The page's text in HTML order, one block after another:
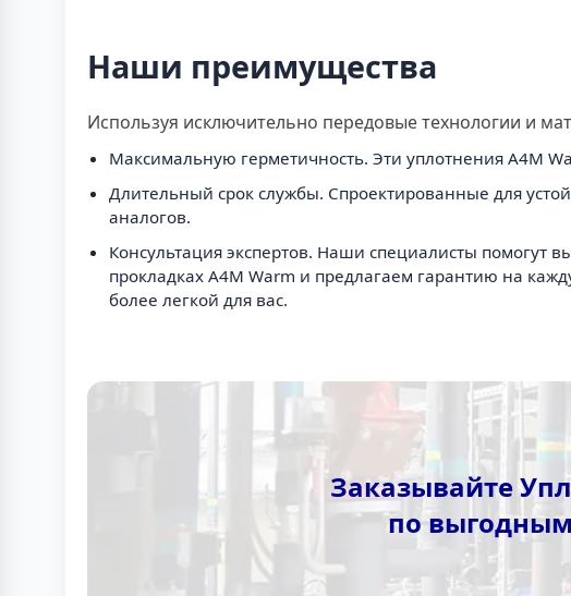
Наши преимущества
Используя исключительно передовые технологии и
Максимальную герметичность. Эти уплотнения A4M
Длительный срок службы. Спроектированные для
аналогов.
Консультация экспертов. Наши специалисты
прокладках A4M Warm и предлагаем гарантию на
более легкой для вас.
Заказывайте
по выгодным